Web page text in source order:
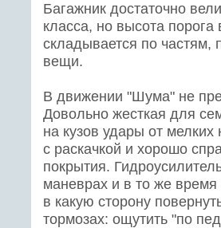
Багажник достаточно
класса, но высота
складывается по частям,
вещи.
В движении "Шума" не
Довольно жесткая для
на кузов удары от
с раскачкой и хорошо
покрытия.
маневрах и в то же время
в какую сторону
тормозах: ощутить "по